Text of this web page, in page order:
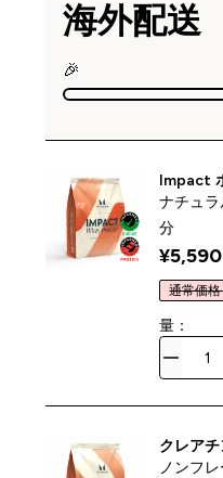
海外配送
🎉
Impact
ナチュラ
分
¥5,590‎
通常価
量：
クレア
ノンフ